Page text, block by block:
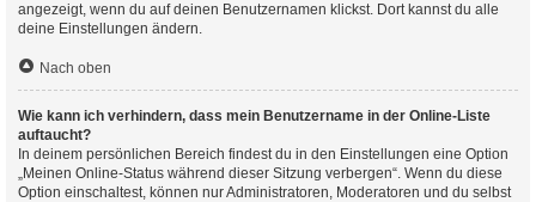
angezeigt, wenn du auf deinen Benutzernamen klickst. Dort kannst du alle
deine Einstellungen ändern.
Nach oben
Wie kann ich verhindern, dass mein Benutzername in der Online-Liste
auftaucht?
In deinem persönlichen Bereich findest du in den Einstellungen eine Option
„Meinen Online-Status während dieser Sitzung verbergen“. Wenn du diese
Option einschaltest, können nur Administratoren, Moderatoren und du selbst